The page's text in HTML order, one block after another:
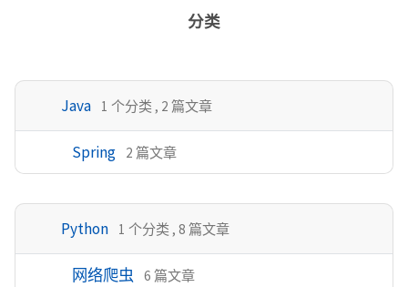
分类
Java 1 个分类 , 2 篇文章
Spring 2 篇文章
Python 1 个分类 , 8 篇文章
网络爬虫 6 篇文章